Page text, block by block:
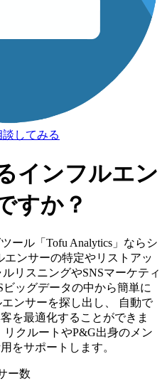
してみる
インフルエン
すか？
ール「Tofu Analytics」ならシ
ンサーの特定やリストアッ
リスニングやSNSマーケティ
ッグデータの中から簡単に
ンサーを探し出し、 自動で
を最適化することができま
リクルートやP&G出身のメン
をサポートします。
ー数